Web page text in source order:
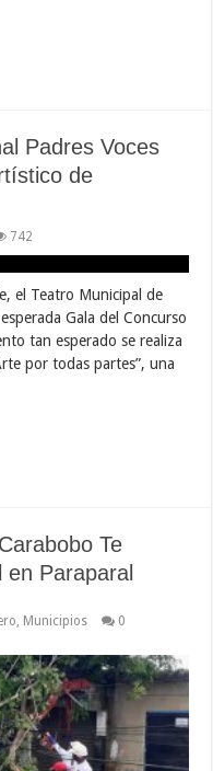
Padres Voces
de
742
el Teatro Municipal de
Gala del Concurso
tan esperado se realiza
por todas partes”, una
Te
Paraparal
Municipios
0